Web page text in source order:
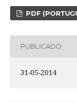
PDF
PUBLICADO
31-05-2014